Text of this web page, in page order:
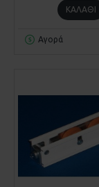
ΚΑΛΆΘΙ
Αγορά